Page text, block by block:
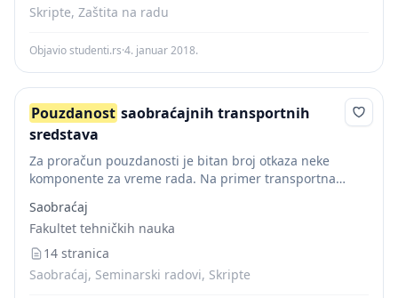
Skripte, Zaštita na radu
Objavio studenti.rs·4. januar 2018.
Pouzdanost saobraćajnih transportnih
sredstava
Za proračun pouzdanosti je bitan broj otkaza neke
komponente za vreme rada. Na primer transportna
radnih sati došlo je do...
Saobraćaj
Fakultet tehničkih nauka
14 stranica
Saobraćaj, Seminarski radovi, Skripte